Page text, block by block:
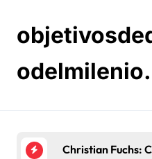
content
Sebastian